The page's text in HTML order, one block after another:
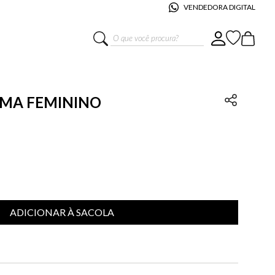
VENDEDORA DIGITAL
O que você procura?
FEMININO
ADICIONAR À SACOLA